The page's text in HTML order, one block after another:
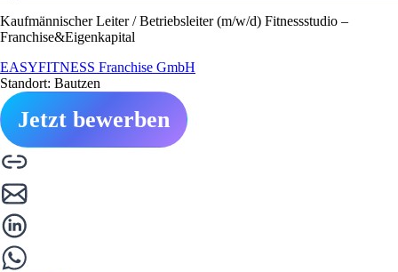
Kaufmännischer Leiter / Betriebsleiter (m/w/d) Fitnessstudio –
Franchise&Eigenkapital
EASYFITNESS Franchise GmbH
Standort: Bautzen
Jetzt bewerben